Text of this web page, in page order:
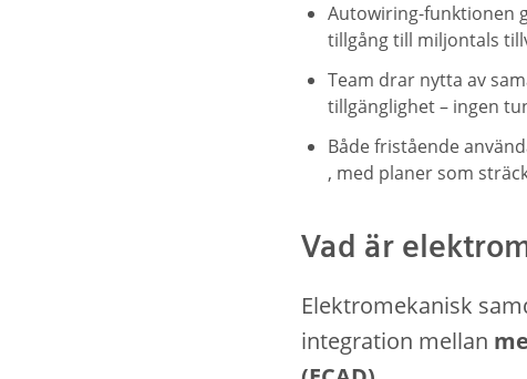
Autowiring-funktionen
tillgång till miljontals
Team drar nytta av
tillgänglighet – ingen
Både fristående
, med planer som
Vad är
Elektromekanisk
integration mellan